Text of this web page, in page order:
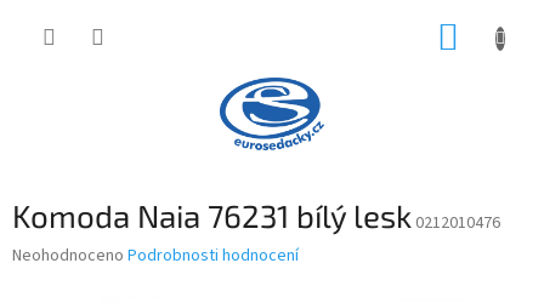
Komoda Naia 76231 bílý lesk 0212010476
Průměrné
Neohodnoceno Podrobnosti hodnocení